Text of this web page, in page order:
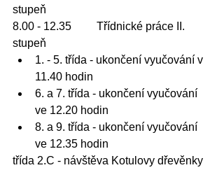
stupeň
8.00 - 12.35	Třídnické práce II.
stupeň
1. - 5. třída - ukončení vyučování v
11.40 hodin
6. a 7. třída - ukončení vyučování
ve 12.20 hodin
8. a 9. třída - ukončení vyučování
ve 12.35 hodin
třída 2.C - návštěva Kotulovy dřevěnky